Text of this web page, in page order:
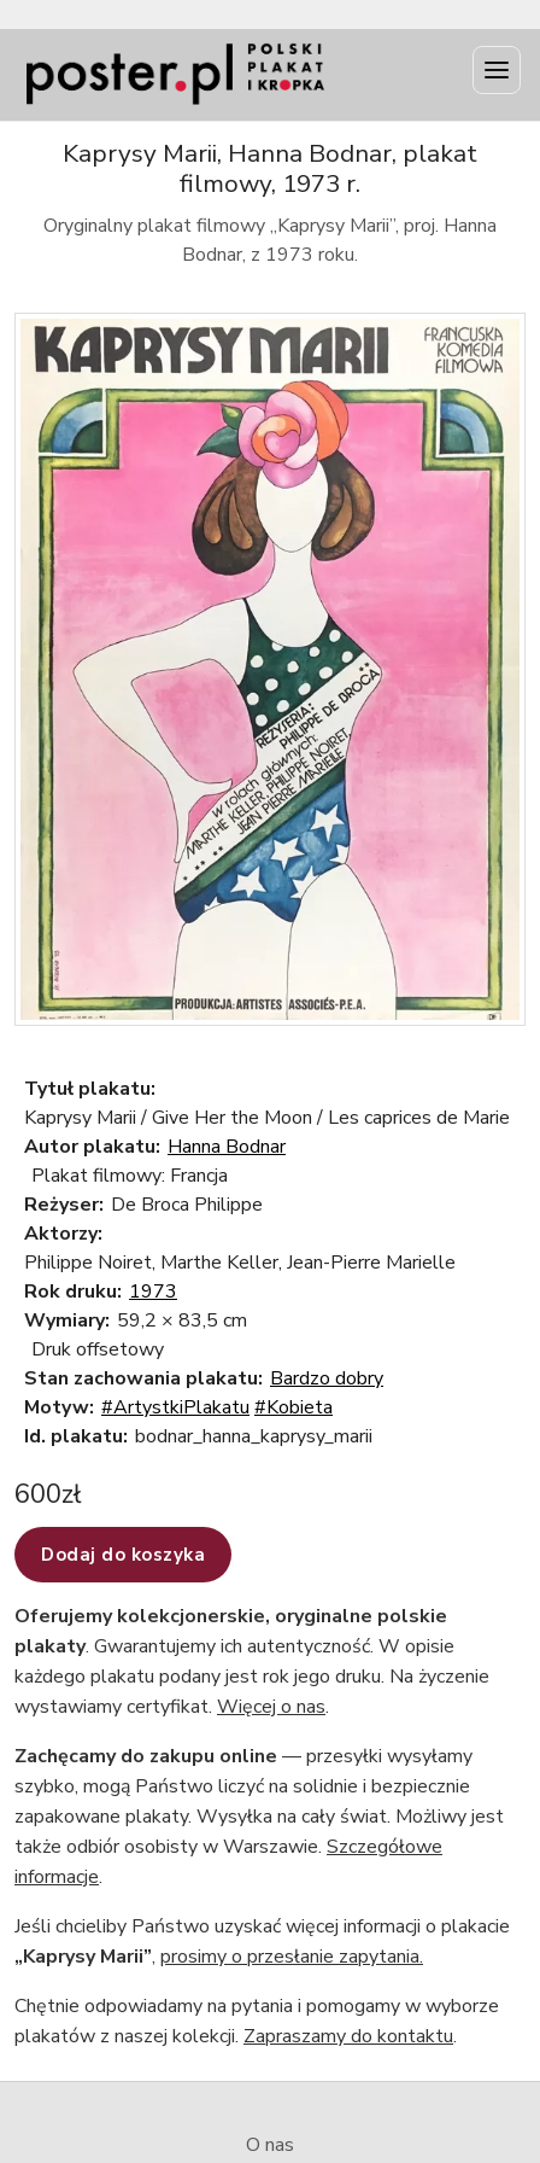
Kaprysy Marii, Hanna Bodnar, plakat
filmowy, 1973 r.
Oryginalny plakat filmowy „Kaprysy Marii”, proj. Hanna
Bodnar, z 1973 roku.
Tytuł plakatu:
Kaprysy Marii / Give Her the Moon / Les caprices de Marie
Autor plakatu: Hanna Bodnar
Plakat filmowy: Francja
Reżyser: De Broca Philippe
Aktorzy:
Philippe Noiret, Marthe Keller, Jean-Pierre Marielle
Rok druku: 1973
Wymiary: 59,2 × 83,5 cm
Druk offsetowy
Stan zachowania plakatu: Bardzo dobry
Motyw: #ArtystkiPlakatu #Kobieta
Id. plakatu: bodnar_hanna_kaprysy_marii
600zł
Dodaj do koszyka
Oferujemy kolekcjonerskie, oryginalne polskie
plakaty. Gwarantujemy ich autentyczność. W opisie
każdego plakatu podany jest rok jego druku. Na życzenie
wystawiamy certyfikat. Więcej o nas.
Zachęcamy do zakupu online — przesyłki wysyłamy
szybko, mogą Państwo liczyć na solidnie i bezpiecznie
zapakowane plakaty. Wysyłka na cały świat. Możliwy jest
także odbiór osobisty w Warszawie. Szczegółowe
informacje.
Jeśli chcieliby Państwo uzyskać więcej informacji o plakacie
„Kaprysy Marii”, prosimy o przesłanie zapytania.
Chętnie odpowiadamy na pytania i pomogamy w wyborze
plakatów z naszej kolekcji. Zapraszamy do kontaktu.
O nas